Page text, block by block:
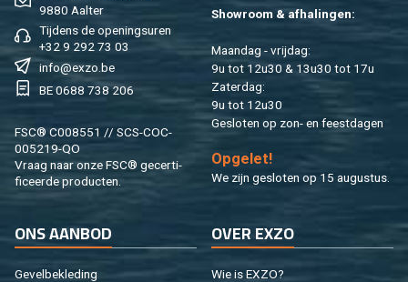
9880 Aal­ter
Tij­dens de ope­nings­uren
+32 9 292 73 03
info@​exzo.​be
BE 0688 738 206
FSC® C008551 // SCS-COC-
005219-QO
Vraag naar onze FSC® ge­cer­ti­
fi­ceer­de pro­duc­ten.
Show­room & af­ha­lin­gen:
Maan­dag - vrij­dag:
9u tot 12u30 & 13u30 tot 17u
Za­ter­dag:
9u tot 12u30
Ge­slo­ten op zon- en feest­da­gen
Op­ge­let!
We zijn ge­slo­ten op 15 au­gus­tus.
ONS AAN­BOD
Ge­vel­be­kle­ding
OVER EXZO
Wie is EXZO?